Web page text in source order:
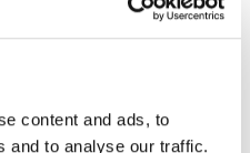
content and ads, to
and to analyse our traffic.
artificial y la creatividad
inmersiva, ICA San
el deseo y la emoción
por la tecnología.